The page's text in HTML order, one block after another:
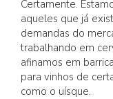
Certamente.
aqueles que já
demandas do
trabalhando em
afinamos em
para vinhos de
como o uísque.